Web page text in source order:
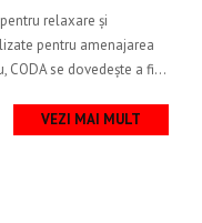
relaxare și
pentru amenajarea
CODA se dovedește a fi...
VEZI MAI MULT